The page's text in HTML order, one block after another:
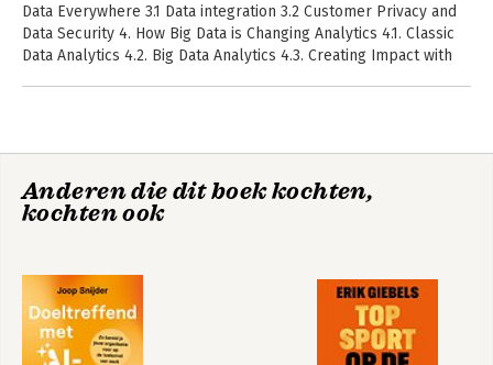
Data Everywhere 3.1 Data integration 3.2 Customer Privacy and
Data Security 4. How Big Data is Changing Analytics 4.1. Classic
Data Analytics 4.2. Big Data Analytics 4.3. Creating Impact with
Anderen die dit boek kochten,
kochten ook